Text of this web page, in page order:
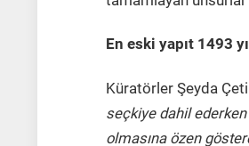
En eski yapıt 1493
Küratörler Şeyda
seçkiye dahil
olmasına özen